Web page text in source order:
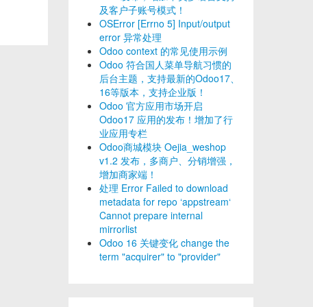
及客户子账号模式！
OSError [Errno 5] Input/output
error 异常处理
Odoo context 的常见使用示例
Odoo 符合国人菜单导航习惯的
后台主题，支持最新的Odoo17、
16等版本，支持企业版！
Odoo 官方应用市场开启
Odoo17 应用的发布！增加了行
业应用专栏
Odoo商城模块 Oejia_weshop
v1.2 发布，多商户、分销增强，
增加商家端！
处理 Error Failed to download
metadata for repo ‘appstream‘
Cannot prepare internal
mirrorlist
Odoo 16 关键变化 change the
term "acquirer" to "provider"